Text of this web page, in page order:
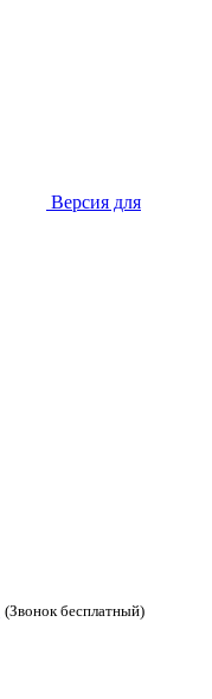
Версия для
(Звонок бесплатный)